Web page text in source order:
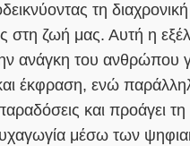
τη διαχρονική
στη ζωή μας. Αυτή η
ανάγκη του ανθρώπου
έκφραση, ενώ
και προάγει τη
μέσω των